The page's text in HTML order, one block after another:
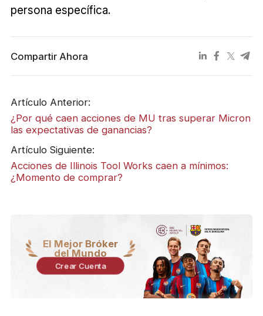
persona específica.
Compartir Ahora
Artículo Anterior:
¿Por qué caen acciones de MU tras superar Micron
las expectativas de ganancias?
Artículo Siguiente:
Acciones de Illinois Tool Works caen a mínimos:
¿Momento de comprar?
El Mejor Bróker
del Mundo
Crear Cuenta